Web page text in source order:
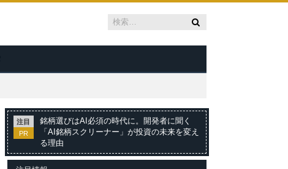
注目
PR
銘柄選びはAI必須の時代に。開発者に聞く
「AI銘柄スクリーナー」が投資の未来を変え
る理由